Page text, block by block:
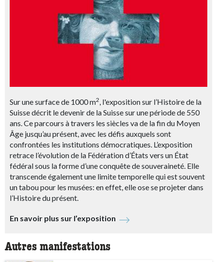
Sur une surface de 1000 m2, l'exposition sur l’Histoire de la
Suisse décrit le devenir de la Suisse sur une période de 550
ans. Ce parcours à travers les siècles va de la fin du Moyen
Âge jusqu’au présent, avec les défis auxquels sont
confrontées les institutions démocratiques. L’exposition
retrace l’évolution de la Fédération d’États vers un État
fédéral sous la forme d’une conquête de souveraineté. Elle
transcende également une limite temporelle qui est souvent
un tabou pour les musées: en effet, elle ose se projeter dans
l’Histoire du présent.
En savoir plus sur l’exposition
Autres manifestations